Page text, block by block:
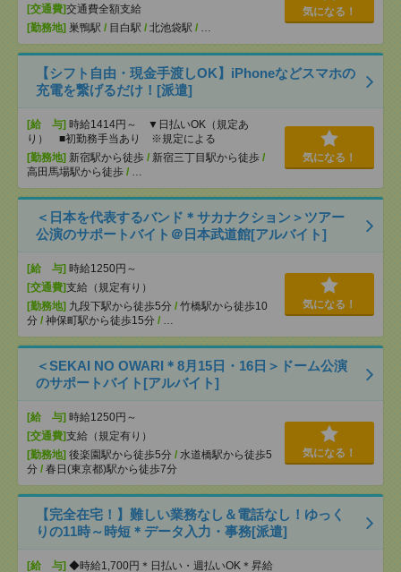
[交通費]交通費全額支給
[勤務地] 巣鴨駅 / 目白駅 / 北池袋駅 / …
気になる！
【シフト自由・現金手渡しOK】iPhoneなどスマホの
充電を繋げるだけ！[派遣]
[給 与] 時給1414円～ ▼日払いOK（規定あ
り） ■初勤務手当あり ※規定による
[勤務地] 新宿駅から徒歩 / 新宿三丁目駅から徒歩 /
高田馬場駅から徒歩 / …
気になる！
＜日本を代表するバンド＊サカナクション＞ツアー
公演のサポートバイト＠日本武道館[アルバイト]
[給 与] 時給1250円～
[交通費]支給（規定有り）
[勤務地] 九段下駅から徒歩5分 / 竹橋駅から徒歩10
分 / 神保町駅から徒歩15分 / …
気になる！
＜SEKAI NO OWARI＊8月15日・16日＞ドーム公演
のサポートバイト[アルバイト]
[給 与] 時給1250円～
[交通費]支給（規定有り）
[勤務地] 後楽園駅から徒歩5分 / 水道橋駅から徒歩5
分 / 春日(東京都)駅から徒歩7分
気になる！
【完全在宅！】難しい業務なし＆電話なし！ゆっく
りの11時～時短＊データ入力・事務[派遣]
[給 与] ◆時給1,700円＊日払い・週払いOK＊昇給